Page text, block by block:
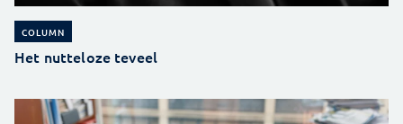
COLUMN
Het nutteloze teveel